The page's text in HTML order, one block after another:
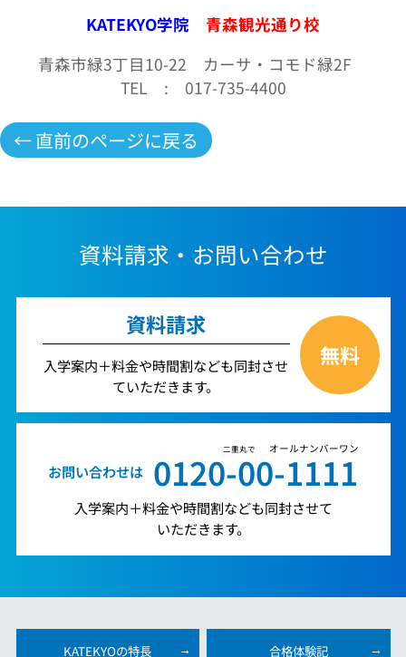
KATEKYO学院
青森観光通り校
青森市緑3丁目10-22 カーサ・コモド緑2F
TEL
: 017-735-4400
← 直前のページに戻る
資料請求・お問い合わせ
資料請求
入学案内＋料金や時間割なども同封させ
ていただきます。
無料
二重丸で オールナンバーワン
お問い合わせは 0120-00-1111
入学案内＋料金や時間割なども同封させて
いただきます。
KATEKYOの特長 合格体験記